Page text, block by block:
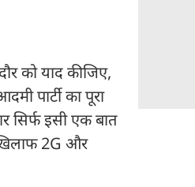
को याद कीजिए,
पार्टी का पूरा
सिर्फ इसी एक बात
2G और